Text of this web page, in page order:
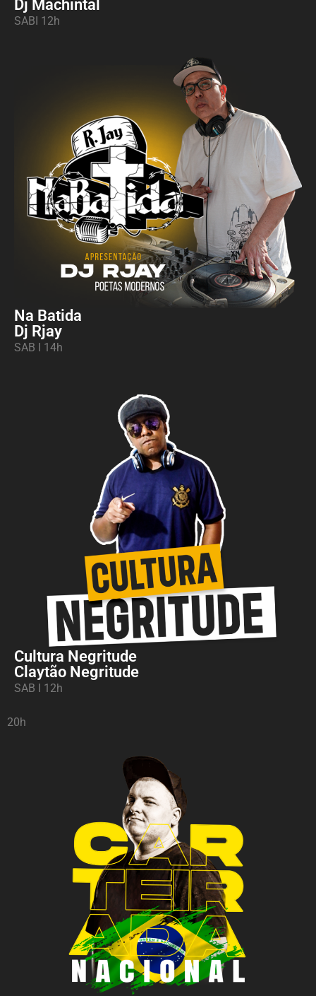
Dj Machintal
SABI 12h
Na Batida
Dj Rjay
SAB I 14h
Cultura Negritude
Claytão Negritude
SAB I 12h
20h